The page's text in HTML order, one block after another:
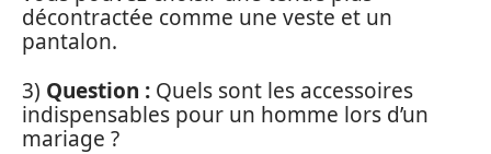
décontractée comme une veste et un
pantalon.
3) Question : Quels sont les accessoires
indispensables pour un homme lors d’un
mariage ?